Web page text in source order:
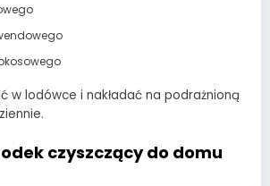
w lodówce i nakładać na podrażnioną
czyszczący do domu